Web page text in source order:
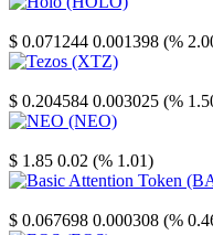
$ 0.071244 0.001398 (%
$ 0.204584 0.003025 (%
$ 1.85 0.02 (% 1.01)
$ 0.067698 0.000308 (%